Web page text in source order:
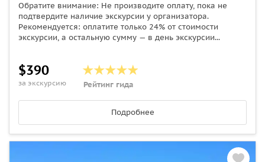
Обратите внимание: Не производите оплату, пока не
подтвердите наличие экскурсии у организатора.
Рекомендуется: оплатите только 24% от стоимости
экскурсии, а остальную сумму — в день экскурсии...
$390
за экскурсию Рейтинг гида
Подробнее